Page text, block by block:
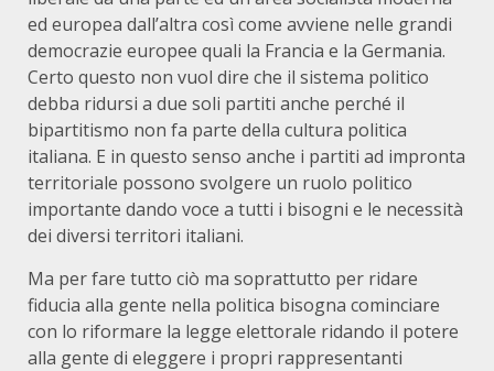
ed europea dall’altra così come avviene nelle grandi
democrazie europee quali la Francia e la Germania.
Certo questo non vuol dire che il sistema politico
debba ridursi a due soli partiti anche perché il
bipartitismo non fa parte della cultura politica
italiana. E in questo senso anche i partiti ad impronta
territoriale possono svolgere un ruolo politico
importante dando voce a tutti i bisogni e le necessità
dei diversi territori italiani.
Ma per fare tutto ciò ma soprattutto per ridare
fiducia alla gente nella politica bisogna cominciare
con lo riformare la legge elettorale ridando il potere
alla gente di eleggere i propri rappresentanti